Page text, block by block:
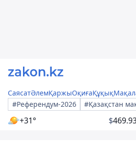
СаясатӘлемҚаржыОқиғаҚұқық
#Референдум-2026
#Қазақстан
+31° $